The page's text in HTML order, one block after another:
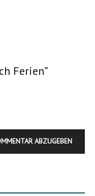
Ferien”
ABZUGEBEN